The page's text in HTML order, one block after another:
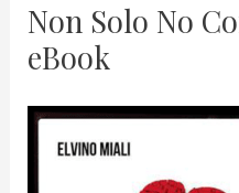
Non Solo No
eBook